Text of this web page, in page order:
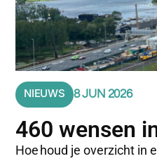
NIEUWS 8 JUN 2026
460 wensen
Hoe houd je overzicht in